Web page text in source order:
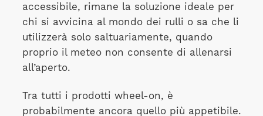
accessibile, rimane la soluzione ideale per
chi si avvicina al mondo dei rulli o sa che li
utilizzerà solo saltuariamente, quando
proprio il meteo non consente di allenarsi
all’aperto.
Tra tutti i prodotti wheel-on, è
probabilmente ancora quello più appetibile.